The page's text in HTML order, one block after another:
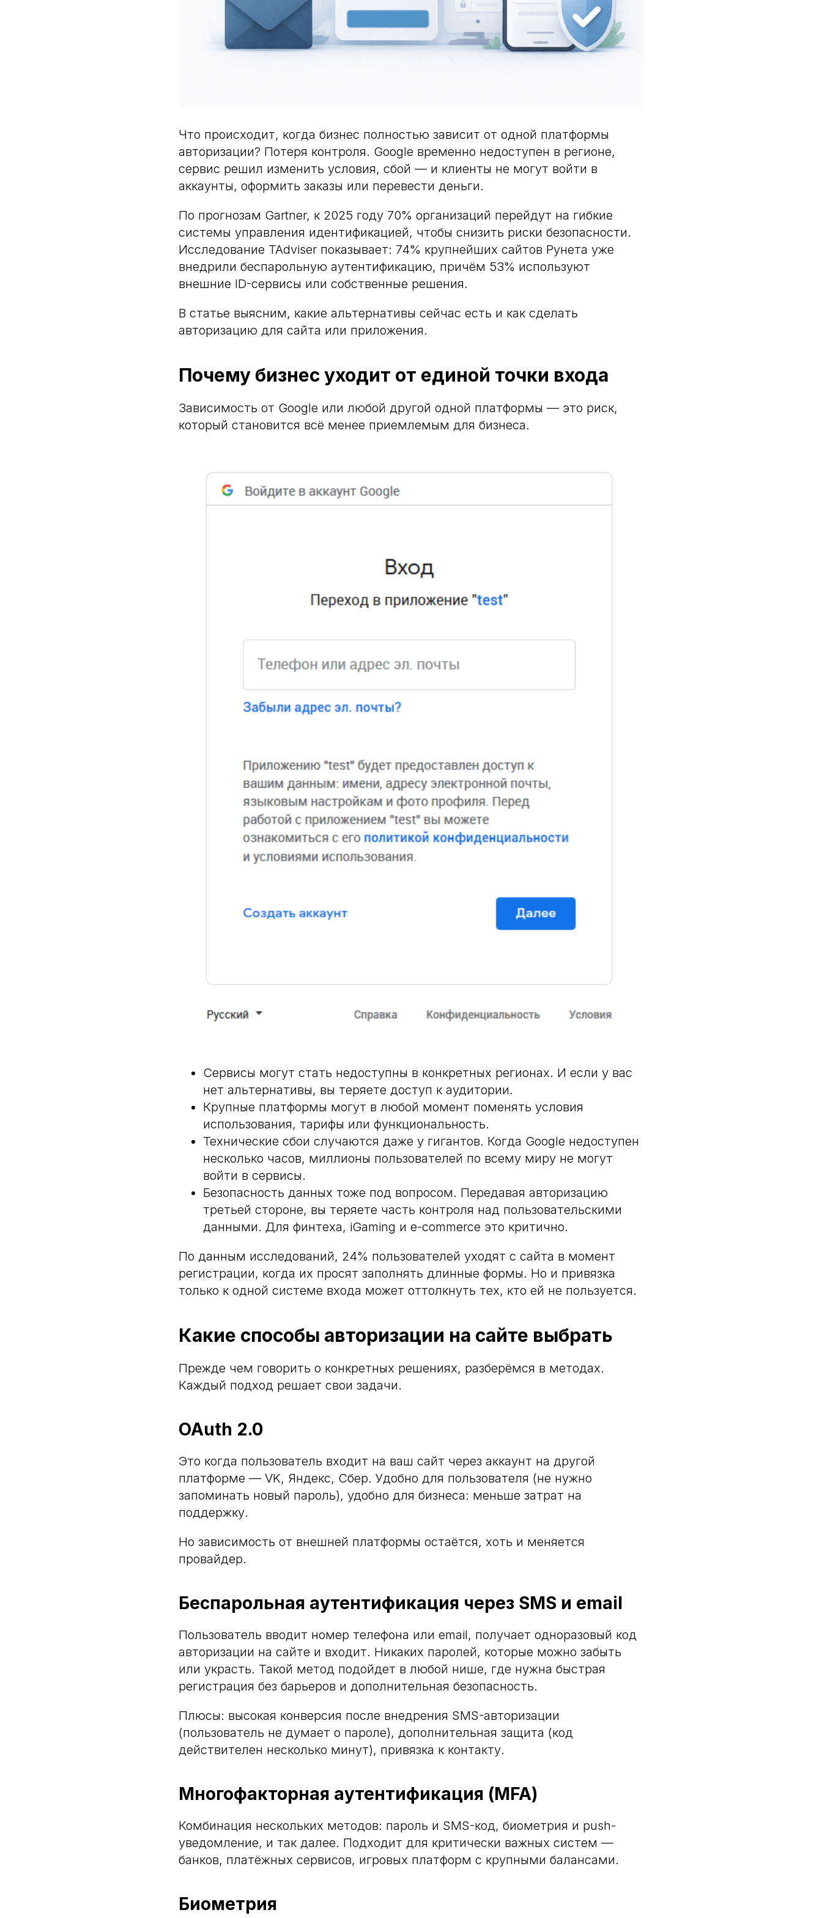
Что происходит, когда бизнес полностью зависит от одной платформы
авторизации? Потеря контроля. Google временно недоступен в регионе,
сервис решил изменить условия, сбой — и клиенты не могут войти в
аккаунты, оформить заказы или перевести деньги.
По прогнозам Gartner, к 2025 году 70% организаций перейдут на гибкие
системы управления идентификацией, чтобы снизить риски безопасности.
Исследование TAdviser показывает: 74% крупнейших сайтов Рунета уже
внедрили беспарольную аутентификацию, причём 53% используют
внешние ID-сервисы или собственные решения.
В статье выясним, какие альтернативы сейчас есть и как сделать
авторизацию для сайта или приложения.
Почему бизнес уходит от единой точки входа
Зависимость от Google или любой другой одной платформы — это риск,
который становится всё менее приемлемым для бизнеса.
Сервисы могут стать недоступны в конкретных регионах. И если у вас
нет альтернативы, вы теряете доступ к аудитории.
Крупные платформы могут в любой момент поменять условия
использования, тарифы или функциональность.
Технические сбои случаются даже у гигантов. Когда Google недоступен
несколько часов, миллионы пользователей по всему миру не могут
войти в сервисы.
Безопасность данных тоже под вопросом. Передавая авторизацию
третьей стороне, вы теряете часть контроля над пользовательскими
данными. Для финтеха, iGaming и e-commerce это критично.
По данным исследований, 24% пользователей уходят с сайта в момент
регистрации, когда их просят заполнять длинные формы. Но и привязка
только к одной системе входа может оттолкнуть тех, кто ей не пользуется.
Какие способы авторизации на сайте выбрать
Прежде чем говорить о конкретных решениях, разберёмся в методах.
Каждый подход решает свои задачи.
OAuth 2.0
Это когда пользователь входит на ваш сайт через аккаунт на другой
платформе — VK, Яндекс, Сбер. Удобно для пользователя (не нужно
запоминать новый пароль), удобно для бизнеса: меньше затрат на
поддержку.
Но зависимость от внешней платформы остаётся, хоть и меняется
провайдер.
Беспарольная аутентификация через SMS и email
Пользователь вводит номер телефона или email, получает одноразовый код
авторизации на сайте и входит. Никаких паролей, которые можно забыть
или украсть. Такой метод подойдет в любой нише, где нужна быстрая
регистрация без барьеров и дополнительная безопасность.
Плюсы: высокая конверсия после внедрения SMS-авторизации
(пользователь не думает о пароле), дополнительная защита (код
действителен несколько минут), привязка к контакту.
Многофакторная аутентификация (MFA)
Комбинация нескольких методов: пароль и SMS-код, биометрия и push-
уведомление, и так далее. Подходит для критически важных систем —
банков, платёжных сервисов, игровых платформ с крупными балансами.
Биометрия